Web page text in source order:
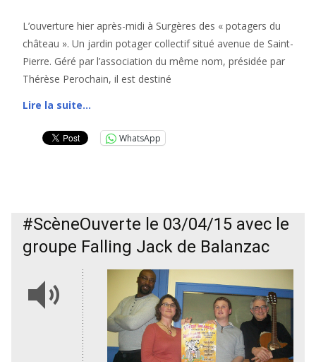
L’ouverture hier après-midi à Surgères des « potagers du
château ». Un jardin potager collectif situé avenue de Saint-
Pierre. Géré par l’association du même nom, présidée par
Thérèse Perochain, il est destiné
Lire la suite…
WhatsApp
#ScèneOuverte le 03/04/15 avec le
groupe Falling Jack de Balanzac